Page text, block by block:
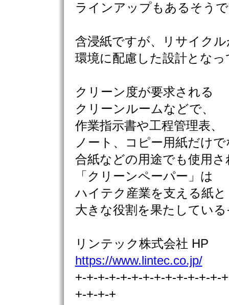
ラインアップもあるそう
含浸紙ですが、リサイク
環境に配慮した設計とな
クリーン度が要求される
クリーンルームなどで、
作業指示書や工程管理表、
ノート、コピー用紙だけ
合紙などの用途でも使用
「クリーンペーパー」は
ハイテク産業を支える紙
大きな役割を果たしてい
リンテック株式会社 HP
https://www.lintec.co.jp/
+-+-+-+-+-+-+-+-+-+-+-+-+-
+-+-+-+